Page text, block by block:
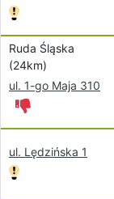
Ruda Śląska
(24km)
ul. 1-go Maja 310
ul. Lędzińska 1